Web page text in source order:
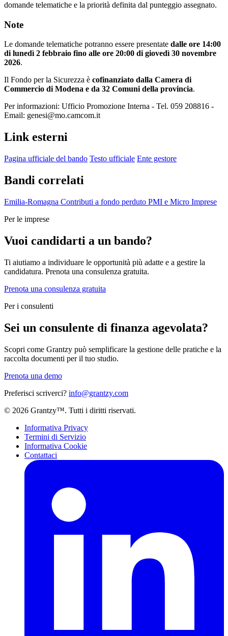
domande telematiche e la priorità definita dal punteggio assegnato.
Note
Le domande telematiche potranno essere presentate dalle ore 14:00
di lunedì 2 febbraio fino alle ore 20:00 di giovedì 30 novembre
2026.
Il Fondo per la Sicurezza è cofinanziato dalla Camera di
Commercio di Modena e da 32 Comuni della provincia.
Per informazioni: Ufficio Promozione Interna - Tel. 059 208816 -
Email: genesi@mo.camcom.it
Link esterni
Pagina ufficiale del bando Testo ufficiale Ente gestore
Bandi correlati
Emilia-Romagna Contributi a fondo perduto PMI e Micro Imprese
Per le imprese
Vuoi candidarti a un bando?
Ti aiutiamo a individuare le opportunità più adatte e a gestire la
candidatura. Prenota una consulenza gratuita.
Prenota una consulenza gratuita
Per i consulenti
Sei un consulente di finanza agevolata?
Scopri come Grantzy può semplificare la gestione delle pratiche e la
raccolta documenti per il tuo studio.
Prenota una demo
Preferisci scriverci? info@grantzy.com
© 2026 Grantzy™. Tutti i diritti riservati.
Informativa Privacy
Termini di Servizio
Informativa Cookie
Contattaci